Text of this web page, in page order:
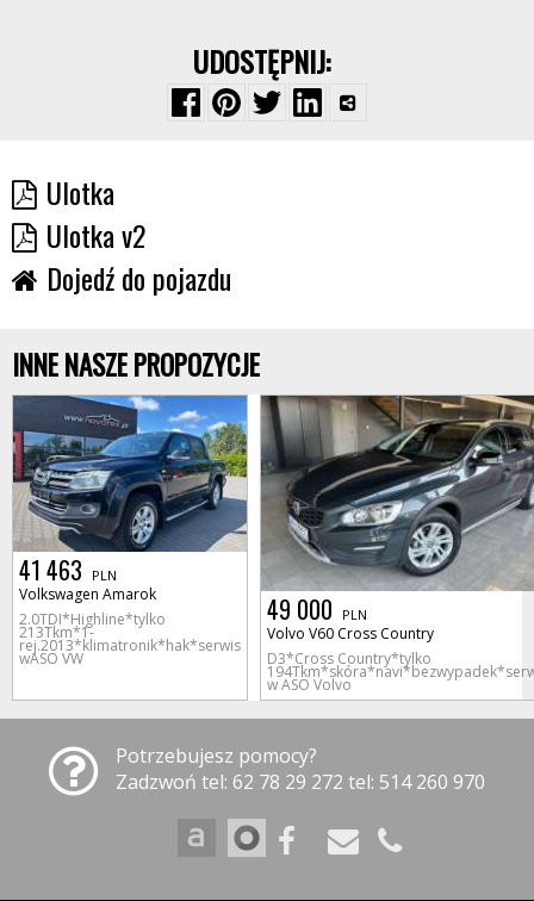
UDOSTĘPNIJ:
Ulotka
Ulotka v2
Dojedź do pojazdu
INNE NASZE PROPOZYCJE
41 463 PLN
Volkswagen Amarok
2.0TDI*Highline*tylko
213Tkm*1-
rej.2013*klimatronik*hak*serwis
wASO VW
49 000 PLN
Volvo V60 Cross Country
D3*Cross Country*tylko
w ASO Volvo
Potrzebujesz pomocy?
Zadzwoń tel: 62 78 29 272 tel: 514 260 970